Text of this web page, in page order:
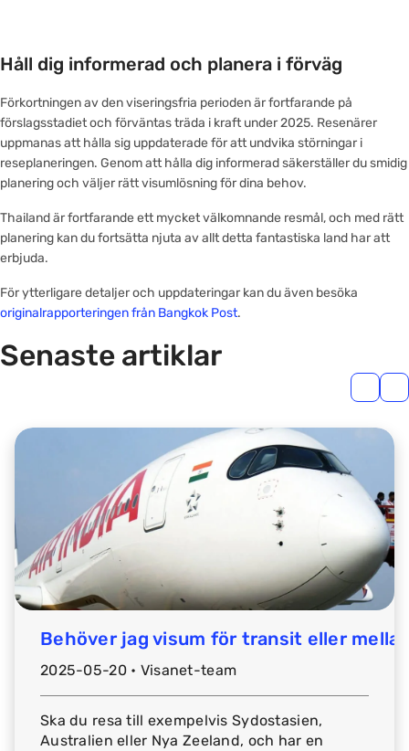
Håll dig informerad och planera i förväg
Förkortningen av den viseringsfria perioden är fortfarande på
förslagsstadiet och förväntas träda i kraft under 2025. Resenärer
uppmanas att hålla sig uppdaterade för att undvika störningar i
reseplaneringen. Genom att hålla dig informerad säkerställer du smidig
planering och väljer rätt visumlösning för dina behov.
Thailand är fortfarande ett mycket välkomnande resmål, och med rätt
planering kan du fortsätta njuta av allt detta fantastiska land har att
erbjuda.
För ytterligare detaljer och uppdateringar kan du även besöka
originalrapporteringen från Bangkok Post.
Senaste artiklar
Behöver jag visum för transit eller
2025-05-20 • Visanet-team
Ska du resa till exempelvis Sydostasien,
Australien eller Nya Zeeland, och har en